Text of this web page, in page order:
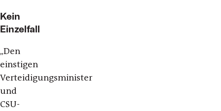
Kein
Einzelfall
„Den
einstigen
Verteidigungsminister
und
CSU-